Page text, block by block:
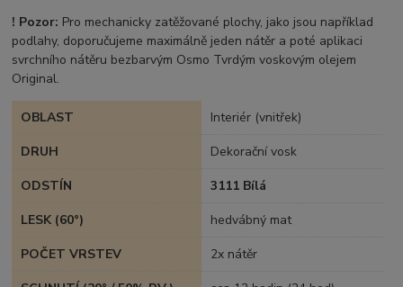
! Pozor: Pro mechanicky zatěžované plochy, jako jsou například
podlahy, doporučujeme maximálně jeden nátěr a poté aplikaci
svrchního nátěru bezbarvým Osmo Tvrdým voskovým olejem
Original.
OBLAST
Interiér (vnitřek)
DRUH
Dekorační vosk
ODSTÍN
3111 Bílá
LESK (60°)
hedvábný mat
POČET VRSTEV
2x nátěr